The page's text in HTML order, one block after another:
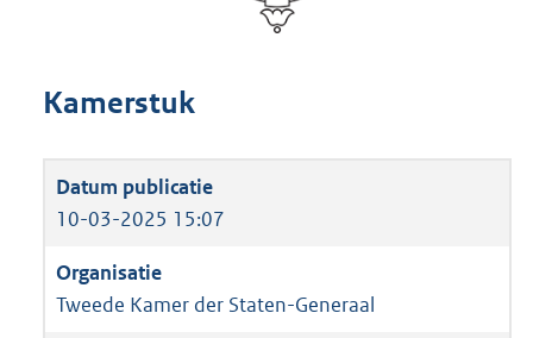
Kamerstuk
10-03-2025 15:07
Tweede Kamer der Staten-Generaal